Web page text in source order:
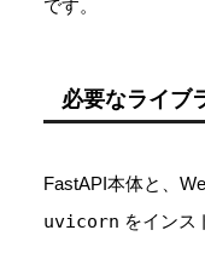
です。
必要なライブ
FastAPI本体と、
uvicorn をインス